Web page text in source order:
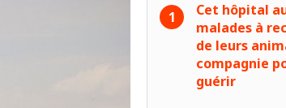
Cet hôpital
malades à
de leurs
compagnie
guérir